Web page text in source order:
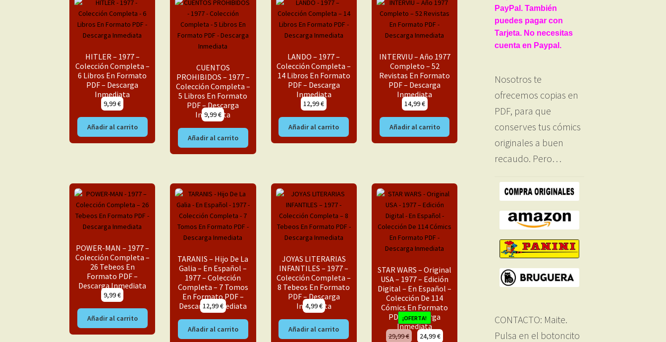
HITLER – 1977 –
Colección Completa –
6 Libros En Formato
PDF – Descarga
Inmediata
9,99€
Añadir al carrito
CUENTOS
PROHIBIDOS – 1977 –
Colección Completa –
5 Libros En Formato
PDF – Descarga
Inmediata
9,99€
Añadir al carrito
LANDO – 1977 –
Colección Completa –
14 Libros En Formato
PDF – Descarga
Inmediata
12,99€
Añadir al carrito
INTERVIU – Año 1977
Completo – 52
Revistas En Formato
PDF – Descarga
Inmediata
14,99€
Añadir al carrito
POWER-MAN – 1977 –
Colección Completa –
26 Tebeos En
Formato PDF –
Descarga Inmediata
9,99€
Añadir al carrito
TARANIS – Hijo De La
Galia – En Español –
1977 – Colección
Completa – 7 Tomos
En Formato PDF –
Descarga Inmediata
12,99€
Añadir al carrito
JOYAS LITERARIAS
INFANTILES – 1977 –
Colección Completa –
8 Tebeos En Formato
PDF – Descarga
Inmediata
4,99€
Añadir al carrito
STAR WARS – Original
USA – 1977 – Edición
Digital – En Español –
Colección De 114
Cómics En Formato
PDF – Descarga
Inmediata
¡OFERTA!
29,99€
El 24,99€ El
PayPal. También
puedes pagar con
Tarjeta. No necesitas
cuenta en Paypal.
Nosotros te
ofrecemos copias en
PDF, para que
conserves tus cómics
originales a buen
recaudo. Pero…
CONTACTO: Maite.
Pulsa en el botoncito